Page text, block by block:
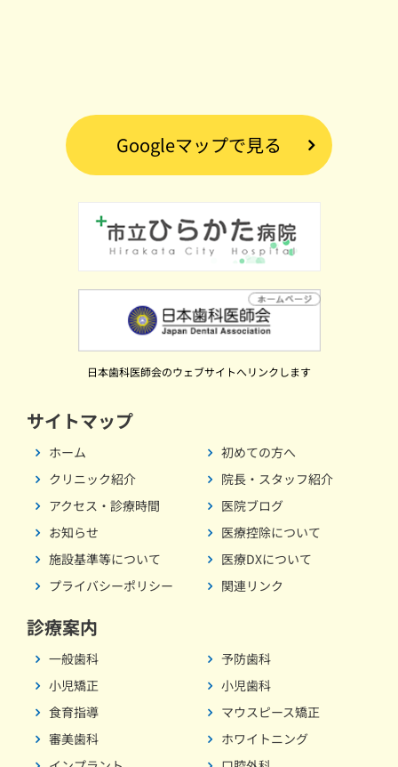
Googleマップで見る
日本歯科医師会のウェブサイトへリンクします
サイトマップ
ホーム
初めての方へ
クリニック紹介
院長・スタッフ紹介
アクセス・診療時間
医院ブログ
お知らせ
医療控除について
施設基準等について
医療DXについて
プライバシーポリシー
関連リンク
診療案内
一般歯科
予防歯科
小児矯正
小児歯科
食育指導
マウスピース矯正
審美歯科
ホワイトニング